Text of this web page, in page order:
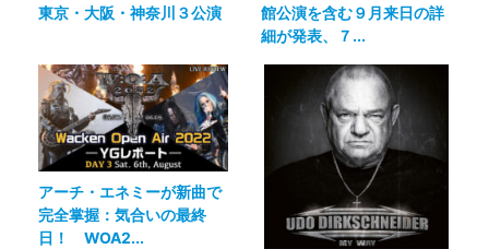
東京・大阪・神奈川３公演
館公演を含む９月来日の詳
細が発表、７...
アーチ・エネミーが新曲で
完全掌握：気合いの最終
日！ WOA2...